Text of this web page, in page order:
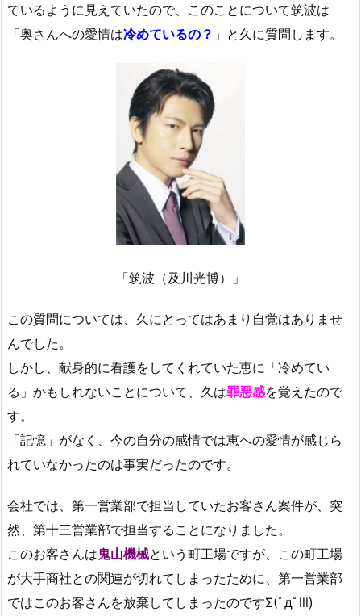
ているように見えていたので、このことについて筑波は
「奥さんへの愛情は冷めているの？ 」と久に質問します。
「筑波（及川光博）」
この質問については、久にとってはあまり自覚はありませ
んでした。
しかし、献身的に看護をしてくれていた恵に「冷めてい
る」かもしれないことについて、久は罪悪感を覚えたので
す。
「記憶」がなく、今の自分の感情では恵への愛情が感じら
れていなかったのは事実だったのです。
会社では、第一営業部で担当していたお客さん案件が、突
然、第十三営業部で担当することになりました。
このお客さんは鬼山機械という町工場ですが、この町工場
が大手商社との関連が切れてしまったために、第一営業部
ではこのお客さんを放棄してしまったのですΣ(ﾟдﾟlll)